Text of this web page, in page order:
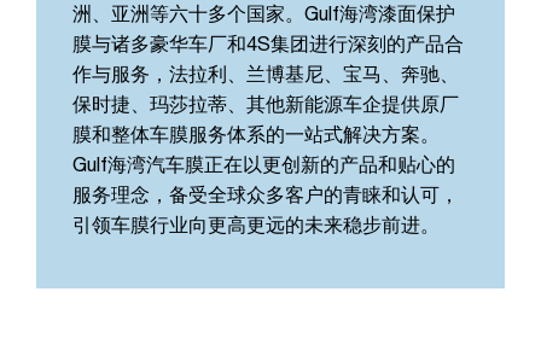
洲、亚洲等六十多个国家。Gulf海湾漆面保护
膜与诸多豪华车厂和4S集团进行深刻的产品合
作与服务，法拉利、兰博基尼、宝马、奔驰、
保时捷、玛莎拉蒂、其他新能源车企提供原厂
膜和整体车膜服务体系的一站式解决方案。
Gulf海湾汽车膜正在以更创新的产品和贴心的
服务理念，备受全球众多客户的青睐和认可，
引领车膜行业向更高更远的未来稳步前进。